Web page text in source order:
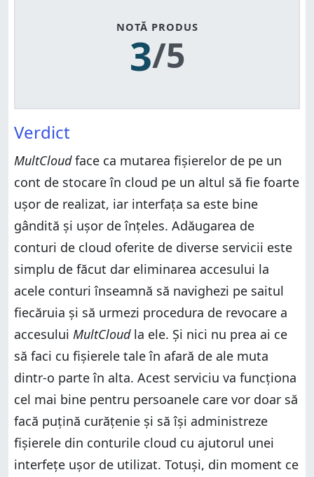
NOTĂ PRODUS
3/5
Verdict
MultCloudface ca mutarea fișierelor de pe un
cont de stocare în cloud pe un altul să fie foarte
ușor de realizat, iar interfața sa este bine
gândită și ușor de înțeles. Adăugarea de
conturi de cloud oferite de diverse servicii este
simplu de făcut dar eliminarea accesului la
acele conturi înseamnă să navighezi pe saitul
fiecăruia și să urmezi procedura de revocare a
accesului MultCloudla ele. Și nici nu prea ai ce
să faci cu fișierele tale în afară de ale muta
dintr-o parte în alta. Acest serviciu va funcționa
cel mai bine pentru persoanele care vor doar să
facă puțină curățenie și să își administreze
fișierele din conturile cloud cu ajutorul unei
interfețe ușor de utilizat. Totuși, din moment ce